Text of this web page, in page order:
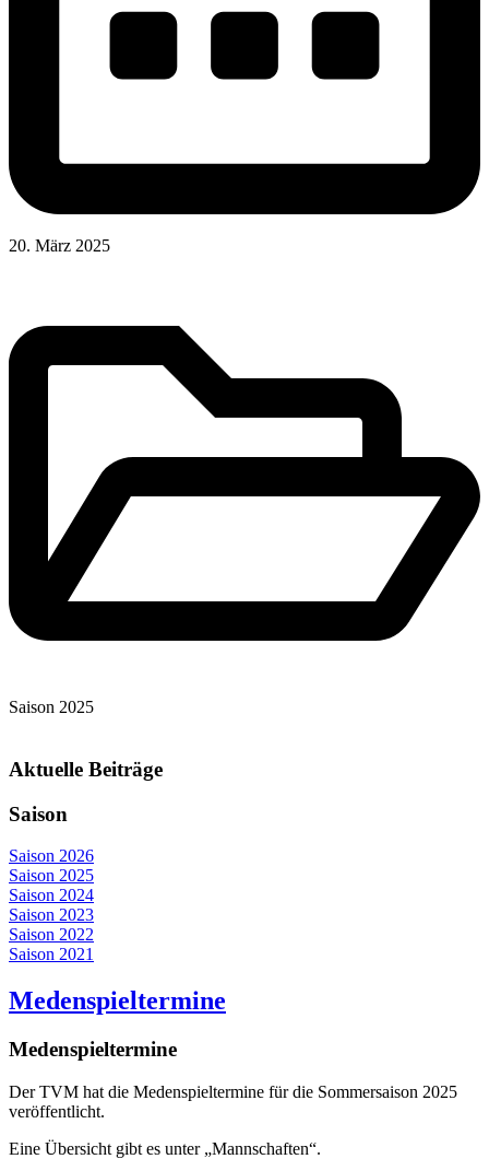
20. März 2025
Saison 2025
Aktuelle Beiträge
Saison
Saison 2026
Saison 2025
Saison 2024
Saison 2023
Saison 2022
Saison 2021
Medenspieltermine
Medenspieltermine
Der TVM hat die Medenspieltermine für die Sommersaison 2025
veröffentlicht.
Eine Übersicht gibt es unter „Mannschaften“.